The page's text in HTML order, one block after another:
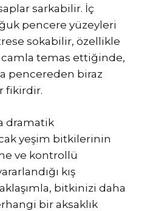
sarkabilir. İç
pencere yüzeyleri
sokabilir, özellikle
camla temas ettiğinde,
pencereden biraz
fikirdir.
dramatik
yeşim bitkilerinin
ve kontrollü
kış
bitkinizi daha
bir aksaklık